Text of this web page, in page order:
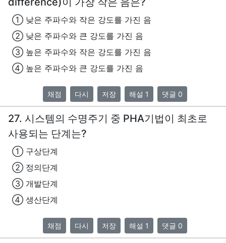
① 낮은 주파수와 작은 강도를 가진 음
② 낮은 주파수와 큰 강도를 가진 음
③ 높은 주파수와 작은 강도를 가진 음
④ 높은 주파수와 큰 강도를 가진 음
채점 다시 저장 해설 1 댓글 0
27. 시스템의 수명주기 중 PHA기법이 최초로
사용되는 단계는?
① 구상단계
② 정의단계
③ 개발단계
④ 생산단계
채점 다시 저장 해설 1 댓글 0